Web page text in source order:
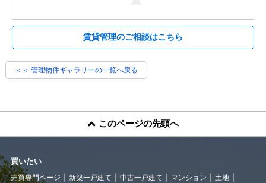
賃貸管理のご相談はこちら
＜＜ 管理物件ギャラリーの一覧へ戻る
このページの先頭へ
買いたい
売買専門ページ 新築一戸建て 中古一戸建て マンション
土地